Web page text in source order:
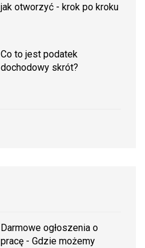
jak otworzyć - krok po kroku
Co to jest podatek
dochodowy skrót?
Darmowe ogłoszenia o
pracę - Gdzie możemy